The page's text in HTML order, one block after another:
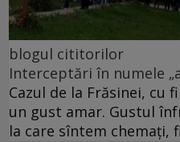
blogul cititorilor
Interceptări în numele
Cazul de la Frăsinei, cu
un gust amar. Gustul
la care sîntem chemați,